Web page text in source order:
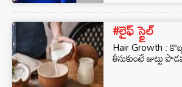
#లైఫ్ స్టైల్
Hair Growth :
తీసుకుంటే జుట్టు